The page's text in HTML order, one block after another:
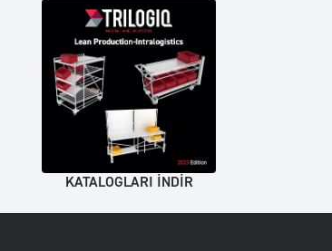
KATALOGLARI INDIR